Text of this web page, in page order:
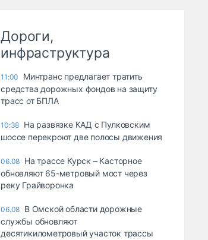
Дороги,
инфраструктура
11:00
Минтранс предлагает тратить
средства дорожных фондов на защиту
трасс от БПЛА
10:38 На развязке КАД с Пулковским
шоссе перекроют две полосы движения
06.08 На трассе Курск – Касторное
обновляют 65-метровый мост через
реку Грайворонка
06.08 В Омской области дорожные
службы обновляют
десятикилометровый участок трассы